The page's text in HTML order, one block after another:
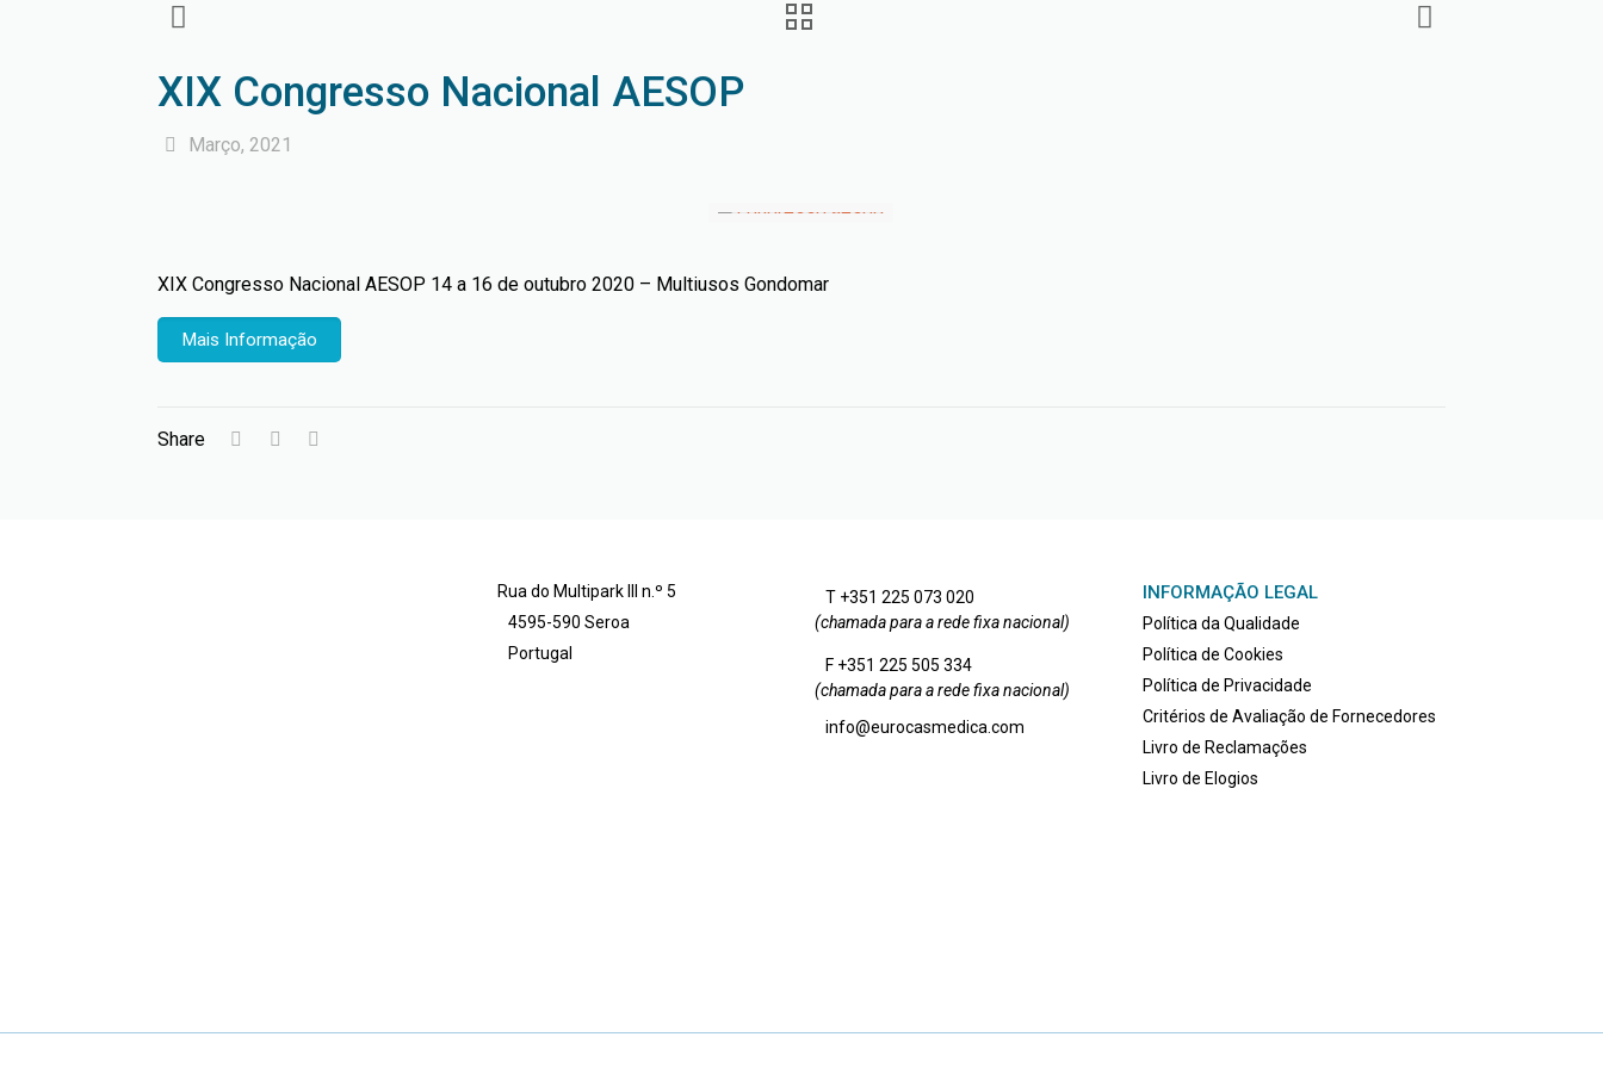
XIX Congresso Nacional AESOP
Março, 2021
XIX Congresso Nacional AESOP 14 a 16 de outubro 2020 – Multiusos Gondomar
Mais Informação
Share
Rua do Multipark III n.º 5
4595-590 Seroa
Portugal
T +351 225 073 020
(chamada para a rede fixa nacional)
F +351 225 505 334
(chamada para a rede fixa nacional)
info@eurocasmedica.com
INFORMAÇÃO LEGAL
Política da Qualidade
Política de Cookies
Política de Privacidade
Critérios de Avaliação de Fornecedores
Livro de Reclamações
Livro de Elogios